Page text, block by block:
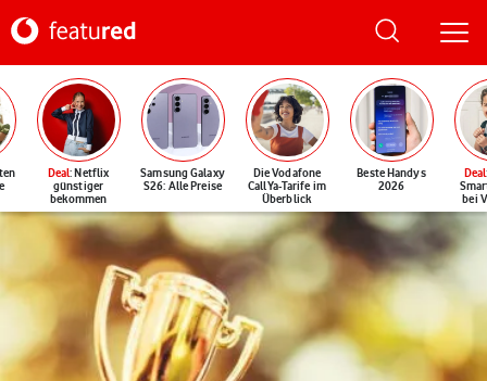
Deal: Netflix
günstiger
bekommen
Samsung Galaxy
S26: Alle Preise
Die Vodafone
CallYa-Tarife im
Überblick
Beste Handys
2026
Deal
bei